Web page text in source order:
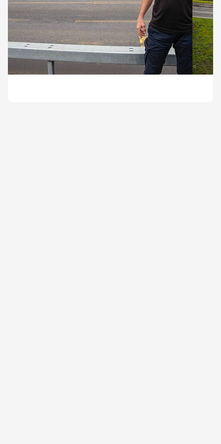
2024 року. Тоді дозволили рух для легкових авто та
міського пасажирського транспорту загального
користування – дістатися з Троєщини до центру
міста стало набагато швидше.